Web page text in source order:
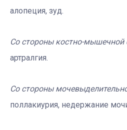
алопеция, зуд.
Со стороны костно-мышечной
артралгия.
Со стороны
поллакиурия, недержание